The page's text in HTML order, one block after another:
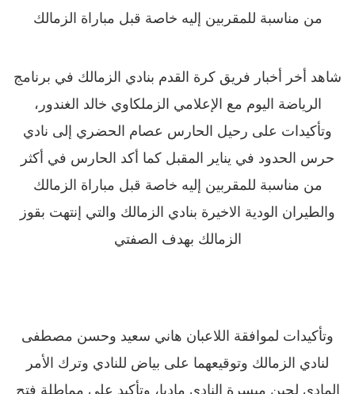
من مناسبة للمقربين إليه خاصة قبل مباراة الزمالك
شاهد أخر أخبار فريق كرة القدم بنادي الزمالك في برنامج
الرياضة اليوم مع الإعلامي الزملكاوي خالد الغندور،
وتأكيدات على رحيل الحارس عصام الحضري إلى نادي
حرس الحدود في يناير المقبل كما أكد الحارس في أكثر
من مناسبة للمقربين إليه خاصة قبل مباراة الزمالك
والطيران الودية الاخيرة بنادي الزمالك والتي إنتهت بقوز
الزمالك بهدف الصفتي
وتأكيدات لموافقة اللاعبان هاني سعيد وحسن مصطفى
لنادي الزمالك وتوقيعهما على بياض للنادي وترك الأمر
المادي لحين ميسرة النادي ماديا، وتأكيد على مماطلة فتح